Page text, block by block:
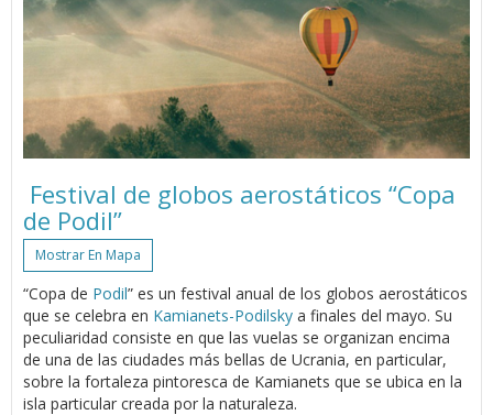
Festival de globos aerostáticos “Copa
de Podil”
Mostrar En Mapa
“Copa de Podil” es un festival anual de los globos aerostáticos
que se celebra en Kamianets-Podilsky a finales del mayo. Su
peculiaridad consiste en que las vuelas se organizan encima
de una de las ciudades más bellas de Ucrania, en particular,
sobre la fortaleza pintoresca de Kamianets que se ubica en la
isla particular creada por la naturaleza.